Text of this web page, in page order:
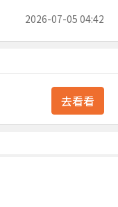
2026-07-05 04:42
去看看